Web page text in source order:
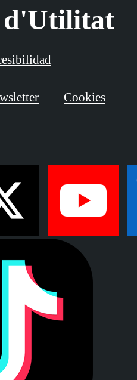
d'Utilitat
Cookies